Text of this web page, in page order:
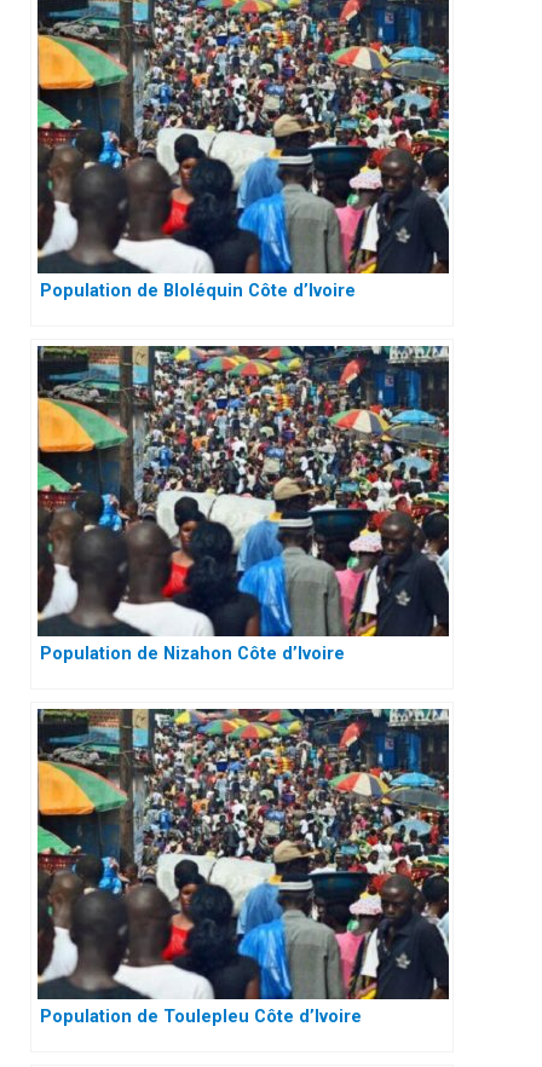
Population de Bloléquin Côte d’Ivoire
Population de Nizahon Côte d’Ivoire
Population de Toulepleu Côte d’Ivoire